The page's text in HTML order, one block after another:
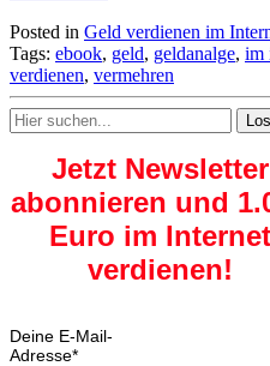
Posted in Geld verdienen im
Tags: ebook, geld, geldanalge, im
verdienen, vermehren
Search
for:
Jetzt Newsletter
abonnieren und
Euro im Internet
verdienen!
Deine E-Mail-
Adresse*